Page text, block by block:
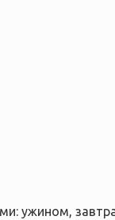
ужином,